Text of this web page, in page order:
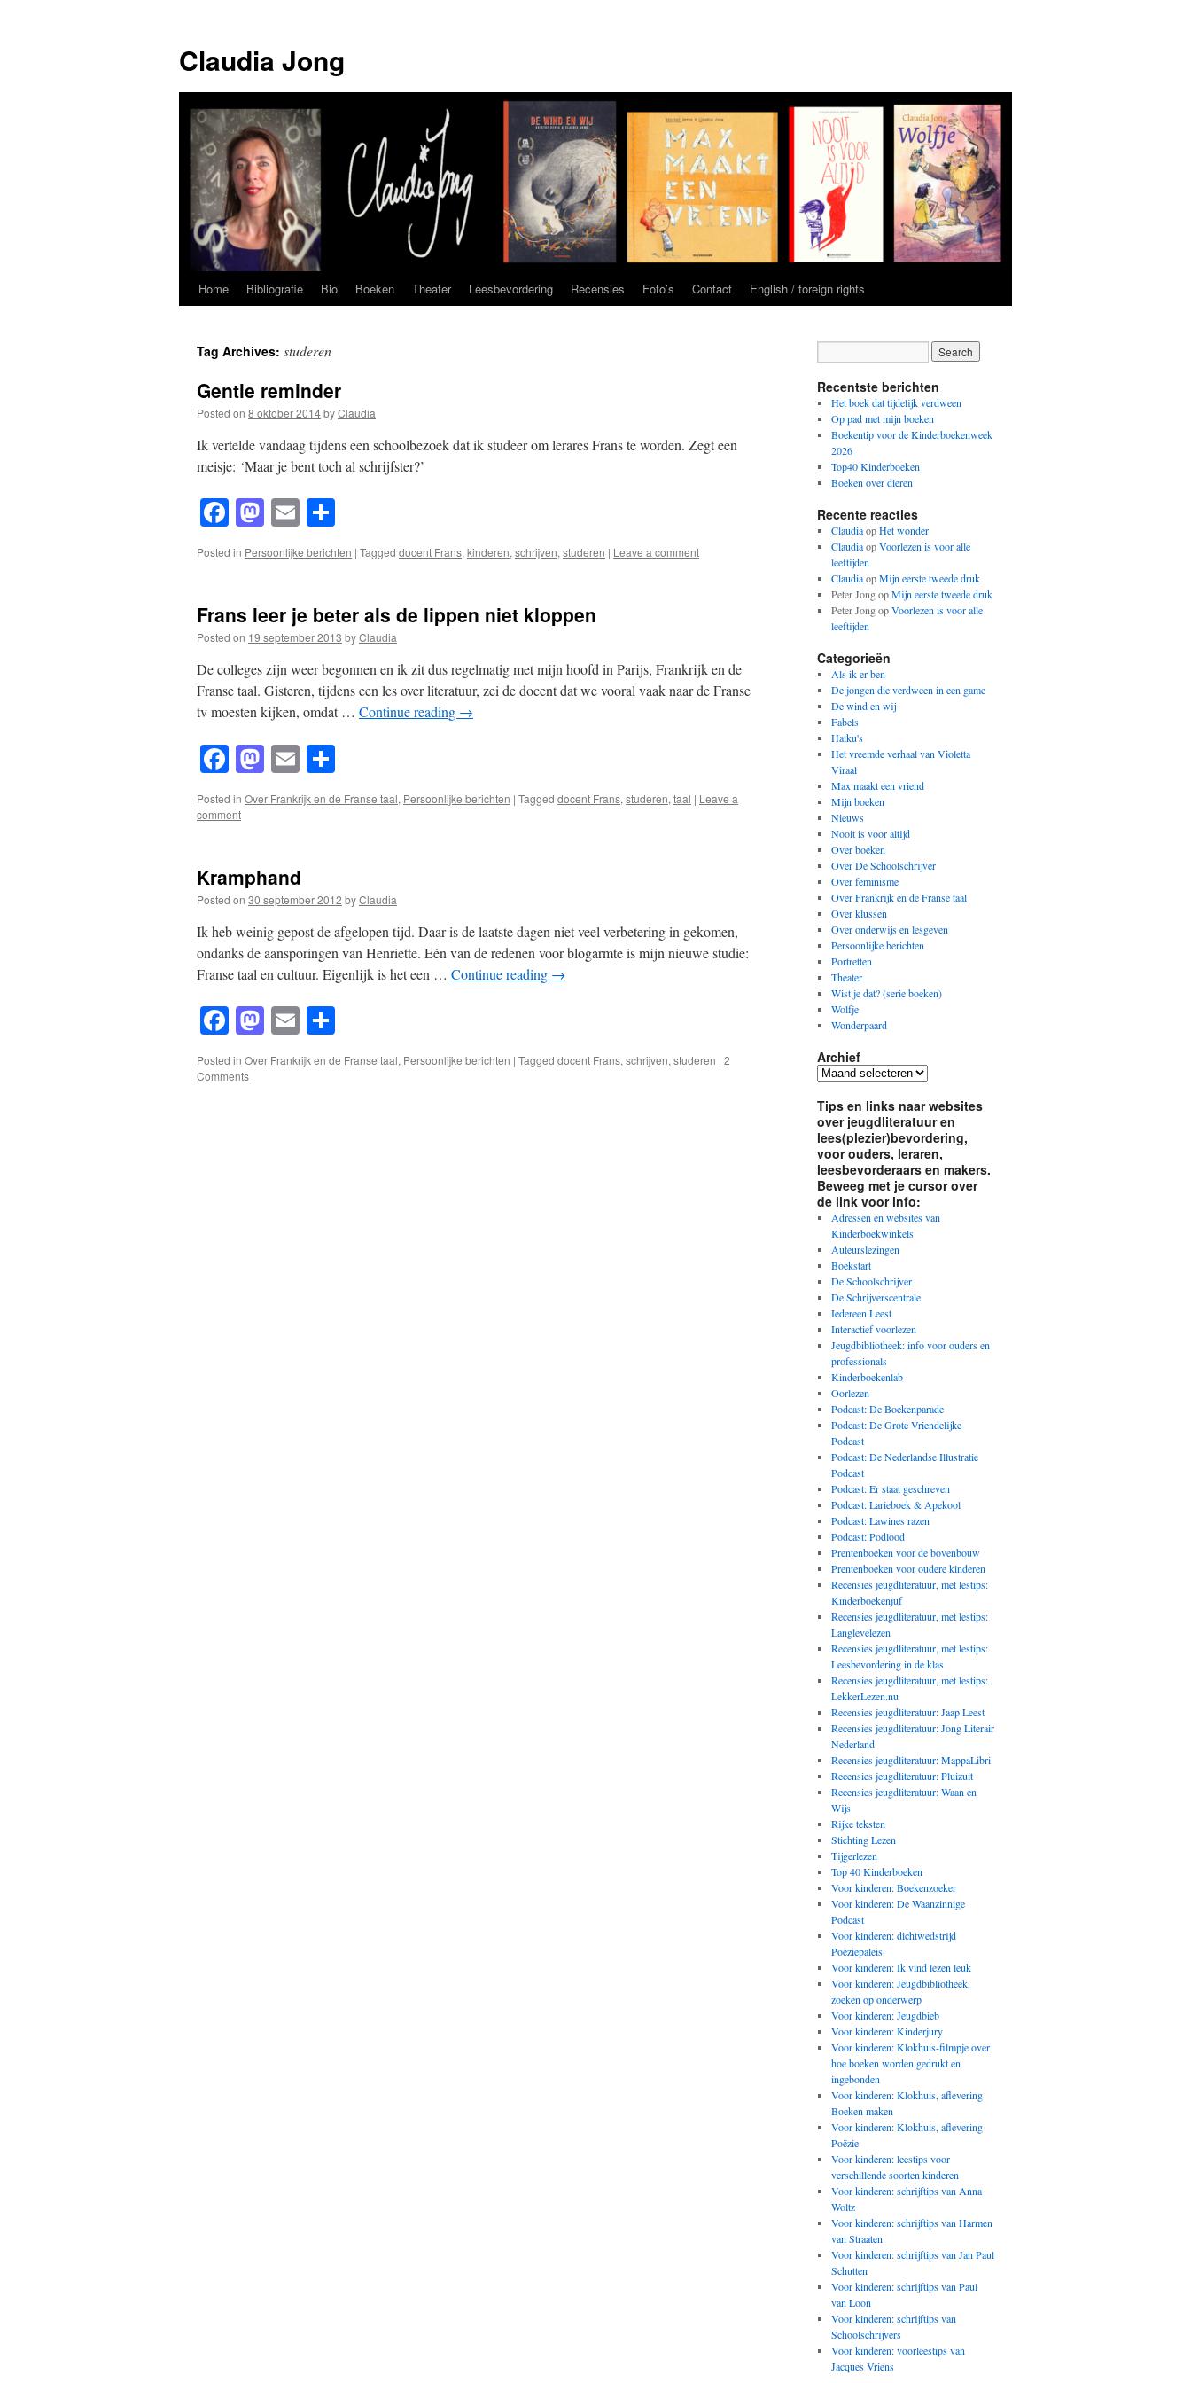
content
Claudia Jong
Home Bibliografie Bio Boeken Theater Leesbevordering Recensies Foto’s Contact English / foreign rights
Tag Archives: studeren
Gentle reminder
Posted on 8 oktober 2014byClaudia
Ik vertelde vandaag tijdens een schoolbezoek dat ik studeer om lerares Frans te worden. Zegt een
meisje: ‘Maar je bent toch al schrijfster?’
Facebook
Mastodon
Email
Posted in Persoonlijke berichten | Tagged docent Frans,kinderen,schrijven,studeren | Leave a comment
Frans leer je beter als de lippen niet kloppen
Posted on 19 september 2013 byClaudia
De colleges zijn weer begonnen en ik zit dus regelmatig met mijn hoofd in Parijs, Frankrijk en de
Franse taal. Gisteren, tijdens een les over literatuur, zei de docent dat we vooral vaak naar de Franse
tv moesten kijken, omdat … Continue reading →
Facebook
Mastodon
Email
Posted in Over Frankrijk en de Franse taal, Persoonlijke berichten | Tagged docent Frans, studeren, taal | Leave a
comment
Kramphand
Posted on 30 september 2012 byClaudia
Ik heb weinig gepost de afgelopen tijd. Daar is de laatste dagen niet veel verbetering in gekomen,
ondanks de aansporingen van Henriette. Eén van de redenen voor blogarmte is mijn nieuwe studie:
Franse taal en cultuur. Eigenlijk is het een … Continue reading →
Facebook
Mastodon
Email
Posted in Over Frankrijk en de Franse taal, Persoonlijke berichten | Tagged docent Frans, schrijven, studeren | 2
Comments
Recentste berichten
Het boek dat tijdelijk verdween
Op pad met mijn boeken
Boekentip voor de Kinderboekenweek
2026
Top40 Kinderboeken
Boeken over dieren
Recente reacties
ClaudiaopHet wonder
ClaudiaopVoorlezen is voor alle
leeftijden
ClaudiaopMijn eerste tweede druk
Peter JongopMijn eerste tweede druk
Peter JongopVoorlezen is voor alle
leeftijden
Categorieën
Als ik er ben
De jongen die verdween in een game
De wind en wij
Fabels
Haiku's
Het vreemde verhaal van Violetta
Viraal
Max maakt een vriend
Mijn boeken
Nieuws
Nooit is voor altijd
Over boeken
Over De Schoolschrijver
Over feminisme
Over Frankrijk en de Franse taal
Over klussen
Over onderwijs en lesgeven
Persoonlijke berichten
Portretten
Theater
Wist je dat? (serie boeken)
Wolfje
Wonderpaard
Archief
Archief
Tips en links naar websites
over jeugdliteratuur en
lees(plezier)bevordering,
voor ouders, leraren,
leesbevorderaars en makers.
Beweeg met je cursor over
de link voor info:
Adressen en websites van
Kinderboekwinkels
Auteurslezingen
Boekstart
De Schoolschrijver
De Schrijverscentrale
Iedereen Leest
Interactief voorlezen
Jeugdbibliotheek: info voor ouders en
professionals
Kinderboekenlab
Oorlezen
Podcast: De Boekenparade
Podcast: De Grote Vriendelijke
Podcast
Podcast: De Nederlandse Illustratie
Podcast
Podcast: Er staat geschreven
Podcast: Larieboek & Apekool
Podcast: Lawines razen
Podcast: Podlood
Prentenboeken voor de bovenbouw
Prentenboeken voor oudere kinderen
Recensies jeugdliteratuur, met lestips:
Kinderboekenjuf
Recensies jeugdliteratuur, met lestips:
Langlevelezen
Recensies jeugdliteratuur, met lestips:
Leesbevordering in de klas
Recensies jeugdliteratuur, met lestips:
LekkerLezen.nu
Recensies jeugdliteratuur: Jaap Leest
Recensies jeugdliteratuur: Jong Literair
Nederland
Recensies jeugdliteratuur: MappaLibri
Recensies jeugdliteratuur: Pluizuit
Recensies jeugdliteratuur: Waan en
Wijs
Rijke teksten
Stichting Lezen
Tijgerlezen
Top 40 Kinderboeken
Voor kinderen: Boekenzoeker
Voor kinderen: De Waanzinnige
Podcast
Voor kinderen: dichtwedstrijd
Poëziepaleis
Voor kinderen: Ik vind lezen leuk
Voor kinderen: Jeugdbibliotheek,
zoeken op onderwerp
Voor kinderen: Jeugdbieb
Voor kinderen: Kinderjury
Voor kinderen: Klokhuis-filmpje over
hoe boeken worden gedrukt en
ingebonden
Voor kinderen: Klokhuis, aflevering
Boeken maken
Voor kinderen: Klokhuis, aflevering
Poëzie
Voor kinderen: leestips voor
verschillende soorten kinderen
Voor kinderen: schrijftips van Anna
Woltz
Voor kinderen: schrijftips van Harmen
van Straaten
Voor kinderen: schrijftips van Jan Paul
Schutten
Voor kinderen: schrijftips van Paul
van Loon
Voor kinderen: schrijftips van
Schoolschrijvers
Voor kinderen: voorleestips van
Jacques Vriens